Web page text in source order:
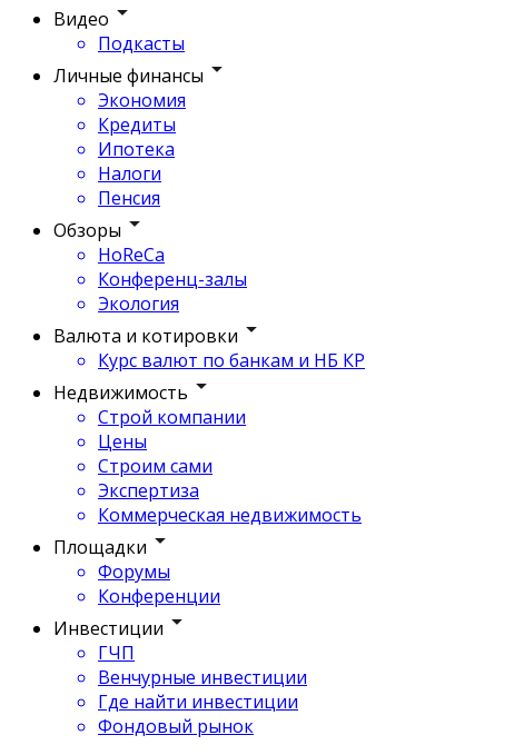
Видео
Подкасты
Личные финансы
Экономия
Кредиты
Ипотека
Налоги
Пенсия
Обзоры
HoReCa
Конференц-залы
Экология
Валюта и котировки
Курс валют по банкам и НБ КР
Недвижимость
Строй компании
Цены
Строим сами
Экспертиза
Коммерческая недвижимость
Площадки
Форумы
Конференции
Инвестиции
ГЧП
Венчурные инвестиции
Где найти инвестиции
Фондовый рынок